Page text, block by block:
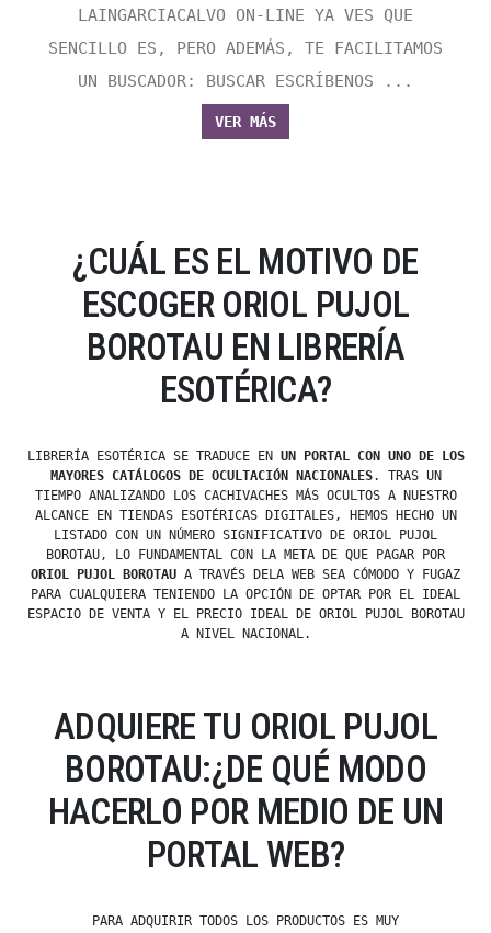
LAINGARCIACALVO ON-LINE YA VES QUE
SENCILLO ES, PERO ADEMÁS, TE FACILITAMOS
UN BUSCADOR: BUSCAR ESCRÍBENOS ...
VER MÁS
¿CUÁL ES EL MOTIVO DE
ESCOGER ORIOL PUJOL
BOROTAU EN LIBRERÍA
ESOTÉRICA?
LIBRERÍA ESOTÉRICA SE TRADUCE EN UN PORTAL CON UNO DE LOS
MAYORES CATÁLOGOS DE OCULTACIÓN NACIONALES. TRAS UN
TIEMPO ANALIZANDO LOS CACHIVACHES MÁS OCULTOS A NUESTRO
ALCANCE EN TIENDAS ESOTÉRICAS DIGITALES, HEMOS HECHO UN
LISTADO CON UN NÚMERO SIGNIFICATIVO DE ORIOL PUJOL
BOROTAU, LO FUNDAMENTAL CON LA META DE QUE PAGAR POR
ORIOL PUJOL BOROTAU A TRAVÉS DELA WEB SEA CÓMODO Y FUGAZ
PARA CUALQUIERA TENIENDO LA OPCIÓN DE OPTAR POR EL IDEAL
ESPACIO DE VENTA Y EL PRECIO IDEAL DE ORIOL PUJOL BOROTAU
A NIVEL NACIONAL.
ADQUIERE TU ORIOL PUJOL
BOROTAU:¿DE QUÉ MODO
HACERLO POR MEDIO DE UN
PORTAL WEB?
PARA ADQUIRIR TODOS LOS PRODUCTOS ES MUY